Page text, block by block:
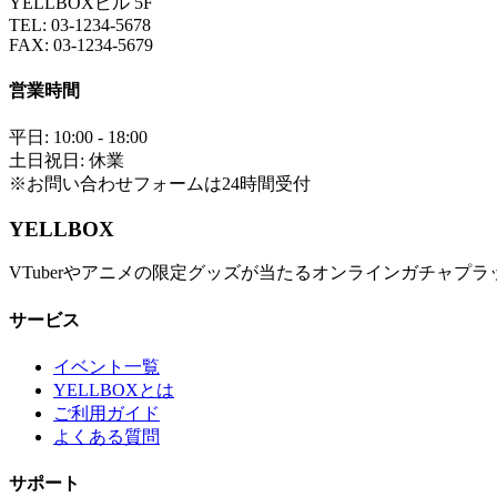
TEL: 03-1234-5678
FAX: 03-1234-5679
営業時間
平日: 10:00 - 18:00
土日祝日: 休業
※お問い合わせフォームは24時間受付
YELLBOX
VTuberやアニメの限定グッズが当たるオンラインガチャプラ
サービス
イベント一覧
YELLBOXとは
ご利用ガイド
よくある質問
サポート